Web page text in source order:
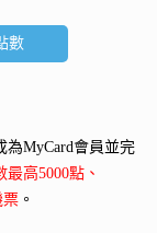
數
為MyCard會員並完
最高5000點、
票 。